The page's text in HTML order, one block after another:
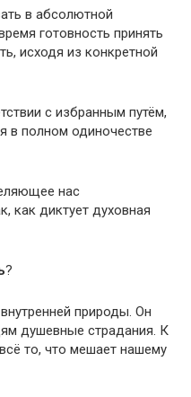
в абсолютной
готовность принять
исходя из конкретной
с избранным путём,
в полном одиночестве
нас
как диктует духовная
?
природы. Он
душевные страдания. К
то, что мешает нашему